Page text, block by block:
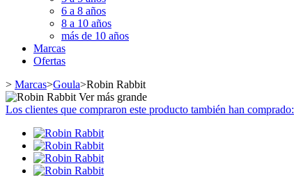
6 a 8 años
8 a 10 años
más de 10 años
Marcas
Ofertas
> Marcas>Goula>Robin Rabbit
Ver más grande
Los clientes que compraron este producto también han comprado: